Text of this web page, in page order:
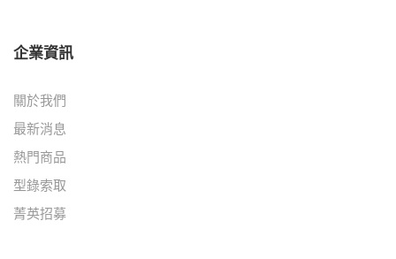
企業資訊
關於我們
最新消息
熱門商品
型錄索取
菁英招募